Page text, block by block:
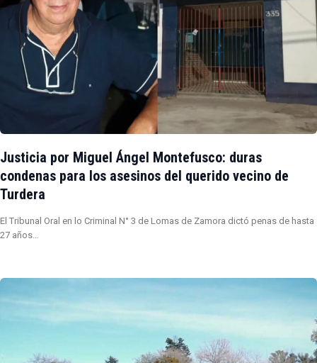
Justicia por Miguel Ángel Montefusco: duras
condenas para los asesinos del querido vecino de
Turdera
El Tribunal Oral en lo Criminal N° 3 de Lomas de Zamora dictó penas de hasta
27 años…